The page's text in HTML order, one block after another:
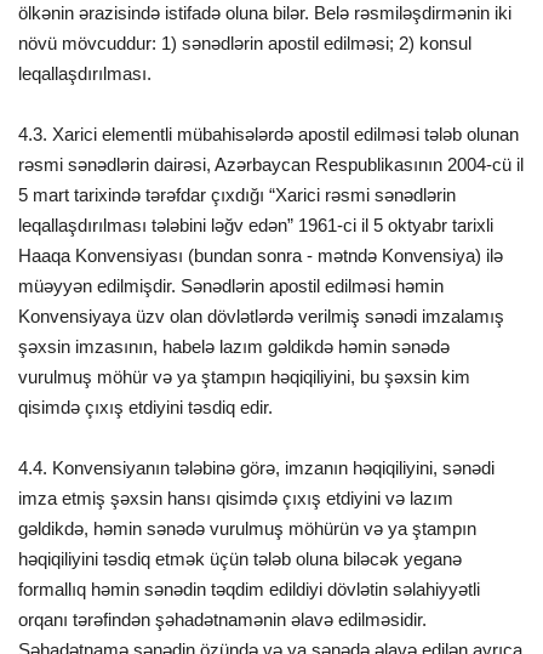
ölkənin ərazisində istifadə oluna bilər. Belə rəsmiləşdirmənin iki
növü mövcuddur: 1) sənədlərin apostil edilməsi; 2) konsul
leqallaşdırılması.
4.3. Xarici elementli mübahisələrdə apostil edilməsi tələb olunan
rəsmi sənədlərin dairəsi, Azərbaycan Respublikasının 2004-cü il
5 mart tarixində tərəfdar çıxdığı “Xarici rəsmi sənədlərin
leqallaşdırılması tələbini ləğv edən” 1961-ci il 5 oktyabr tarixli
Haaqa Konvensiyası (bundan sonra - mətndə Konvensiya) ilə
müəyyən edilmişdir. Sənədlərin apostil edilməsi həmin
Konvensiyaya üzv olan dövlətlərdə verilmiş sənədi imzalamış
şəxsin imzasının, habelə lazım gəldikdə həmin sənədə
vurulmuş möhür və ya ştampın həqiqiliyini, bu şəxsin kim
qisimdə çıxış etdiyini təsdiq edir.
4.4. Konvensiyanın tələbinə görə, imzanın həqiqiliyini, sənədi
imza etmiş şəxsin hansı qisimdə çıxış etdiyini və lazım
gəldikdə, həmin sənədə vurulmuş möhürün və ya ştampın
həqiqiliyini təsdiq etmək üçün tələb oluna biləcək yeganə
formallıq həmin sənədin təqdim edildiyi dövlətin səlahiyyətli
orqanı tərəfindən şəhadətnamənin əlavə edilməsidir.
Şəhadətnamə sənədin özündə və ya sənədə əlavə edilən ayrıca